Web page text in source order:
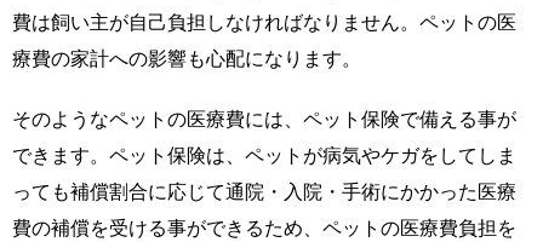
費は飼い主が自己負担しなければなりません。ペットの医
療費の家計への影響も心配になります。
そのようなペットの医療費には、ペット保険で備える事が
できます。ペット保険は、ペットが病気やケガをしてしま
っても補償割合に応じて通院・入院・手術にかかった医療
費の補償を受ける事ができるため、ペットの医療費負担を